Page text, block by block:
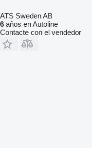
ATS Sweden AB
6 años en Autoline
Contacte con el vendedor